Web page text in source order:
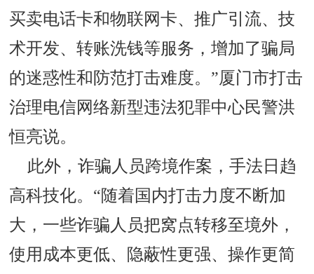
买卖电话卡和物联网卡、推广引流、技
术开发、转账洗钱等服务，增加了骗局
的迷惑性和防范打击难度。”厦门市打击
治理电信网络新型违法犯罪中心民警洪
恒亮说。
此外，诈骗人员跨境作案，手法日趋
高科技化。“随着国内打击力度不断加
大，一些诈骗人员把窝点转移至境外，
使用成本更低、隐蔽性更强、操作更简